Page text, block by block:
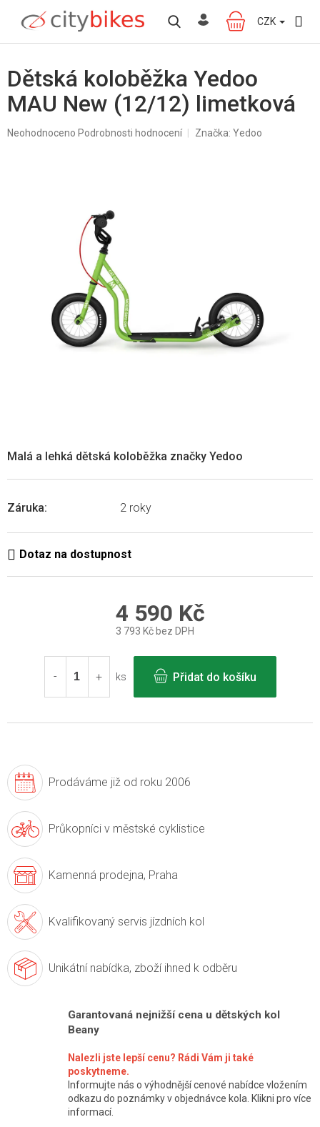
obsah
NÁKUPNÍ
KOŠÍK
CZK
Dětská koloběžka Yedoo
MAU New (12/12) limetková
Průměrné
Neohodnoceno Podrobnosti hodnocení Značka: Yedoo
Záruka: 2 roky
Malá a lehká dětská koloběžka značky Yedoo
4 590 Kč
3 793 Kč bez DPH
cena:
ks
Přidat do košíku
Prodáváme již od roku 2006
Průkopníci v městské cyklistice
Kamenná prodejna, Praha
Kvalifikovaný servis jízdních kol
Unikátní nabídka, zboží ihned k odběru
Garantovaná nejnižší cena u dětských kol
Beany
Nalezli jste lepší cenu? Rádi Vám ji také
poskytneme.
Informujte nás o výhodnější cenové nabídce vložením
odkazu do poznámky v objednávce kola. Klikni pro více
informací.